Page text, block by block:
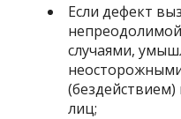
Если дефект
случаями,
лиц;